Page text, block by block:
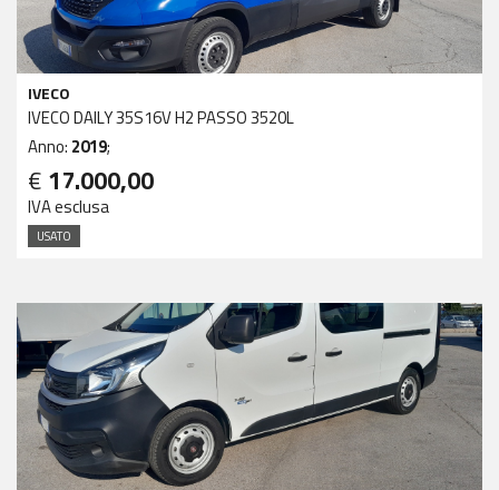
IVECO
IVECO DAILY 35S16V H2 PASSO 3520L
Anno: 2019;
€ 17.000,00
IVA esclusa
USATO